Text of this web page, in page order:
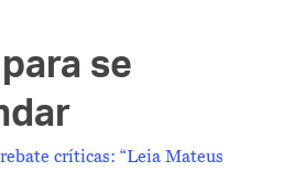
se
críticas: “Leia Mateus